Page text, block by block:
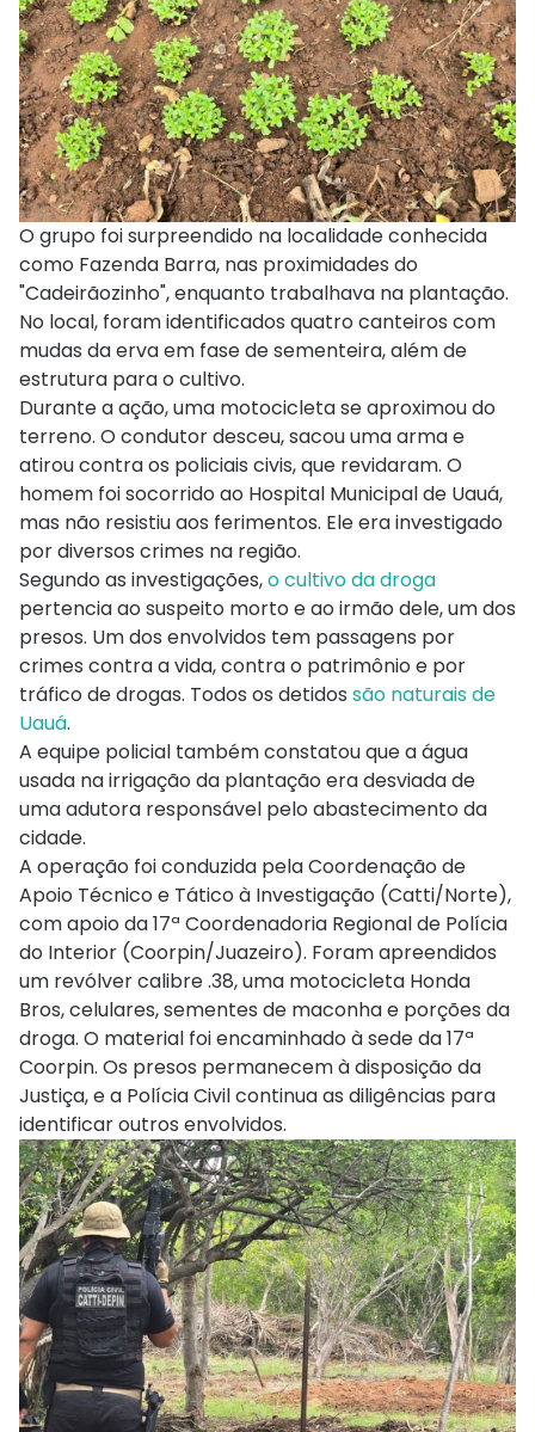
O grupo foi surpreendido na localidade conhecida
como Fazenda Barra, nas proximidades do
"Cadeirãozinho", enquanto trabalhava na plantação.
No local, foram identificados quatro canteiros com
mudas da erva em fase de sementeira, além de
estrutura para o cultivo.
Durante a ação, uma motocicleta se aproximou do
terreno. O condutor desceu, sacou uma arma e
atirou contra os policiais civis, que revidaram. O
homem foi socorrido ao Hospital Municipal de Uauá,
mas não resistiu aos ferimentos. Ele era investigado
por diversos crimes na região.
Segundo as investigações,o cultivo da droga
pertencia ao suspeito morto e ao irmão dele, um dos
presos. Um dos envolvidos tem passagens por
crimes contra a vida, contra o patrimônio e por
tráfico de drogas. Todos os detidos são naturais de
Uauá.
A equipe policial também constatou que a água
usada na irrigação da plantação era desviada de
uma adutora responsável pelo abastecimento da
cidade.
A operação foi conduzida pela Coordenação de
Apoio Técnico e Tático à Investigação (Catti/Norte),
com apoio da 17ª Coordenadoria Regional de Polícia
do Interior (Coorpin/Juazeiro). Foram apreendidos
um revólver calibre .38, uma motocicleta Honda
Bros, celulares, sementes de maconha e porções da
droga. O material foi encaminhado à sede da 17ª
Coorpin. Os presos permanecem à disposição da
Justiça, e a Polícia Civil continua as diligências para
identificar outros envolvidos.